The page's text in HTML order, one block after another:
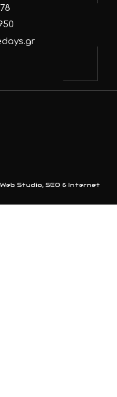
Studio, SEO & Internet